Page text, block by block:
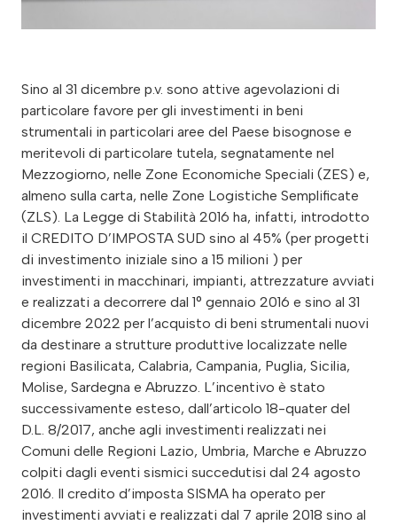
Sino al 31 dicembre p.v. sono attive agevolazioni di
particolare favore per gli investimenti in beni
strumentali in particolari aree del Paese bisognose e
meritevoli di particolare tutela, segnatamente nel
Mezzogiorno, nelle Zone Economiche Speciali (ZES) e,
almeno sulla carta, nelle Zone Logistiche Semplificate
(ZLS). La Legge di Stabilità 2016 ha, infatti, introdotto
il CREDITO D’IMPOSTA SUD sino al 45% (per progetti
di investimento iniziale sino a 15 milioni ) per
investimenti in macchinari, impianti, attrezzature avviati
e realizzati a decorrere dal 1° gennaio 2016 e sino al 31
dicembre 2022 per l’acquisto di beni strumentali nuovi
da destinare a strutture produttive localizzate nelle
regioni Basilicata, Calabria, Campania, Puglia, Sicilia,
Molise, Sardegna e Abruzzo. L’incentivo è stato
successivamente esteso, dall’articolo 18-quater del
D.L. 8/2017, anche agli investimenti realizzati nei
Comuni delle Regioni Lazio, Umbria, Marche e Abruzzo
colpiti dagli eventi sismici succedutisi dal 24 agosto
2016. Il credito d’imposta SISMA ha operato per
investimenti avviati e realizzati dal 7 aprile 2018 sino al